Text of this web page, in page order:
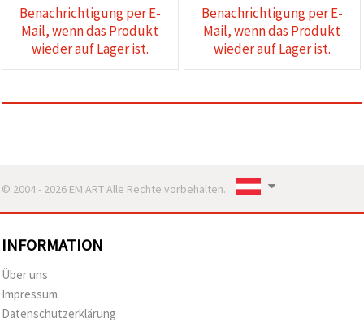
Benachrichtigung per E-
Mail, wenn das Produkt
wieder auf Lager ist.
Benachrichtigung per E-
Mail, wenn das Produkt
wieder auf Lager ist.
© 2004 - 2026 EM ART Alle Rechte vorbehalten..
INFORMATION
Über uns
Impressum
Datenschutzerklärung